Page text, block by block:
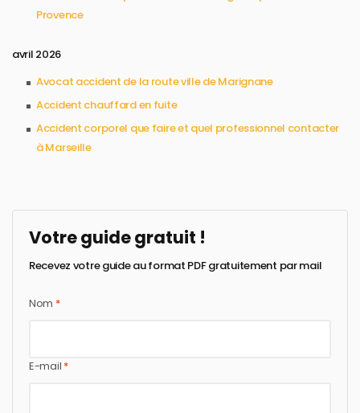
Provence
avril 2026
Avocat accident de la route ville de Marignane
Accident chauffard en fuite
Accident corporel que faire et quel professionnel contacter
à Marseille
Votre guide gratuit !
Recevez votre guide au format PDF gratuitement par mail
Nom *
E-mail *